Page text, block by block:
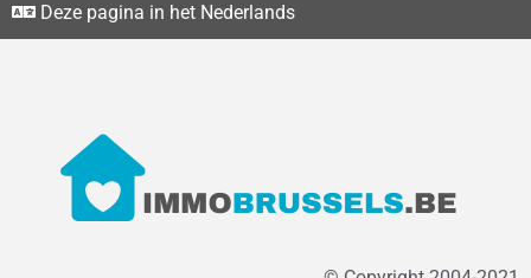
Deze pagina in het Nederlands